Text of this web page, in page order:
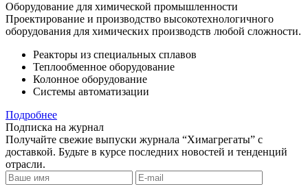
Оборудование для химической промышленности
Проектирование и производство высокотехнологичного
оборудования для химических производств любой сложности.
Реакторы из специальных сплавов
Теплообменное оборудование
Колонное оборудование
Системы автоматизации
Подробнее
Подписка на журнал
Получайте свежие выпуски журнала “Химагрегаты” с
доставкой. Будьте в курсе последних новостей и тенденций
отрасли.